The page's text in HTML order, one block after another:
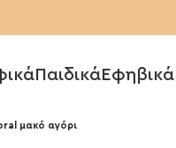
Παιδικά Εφηβικά
μακό αγόρι